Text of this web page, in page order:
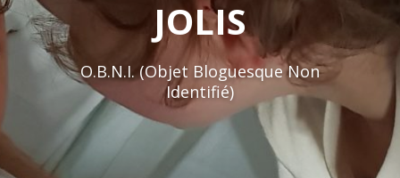
JOLIS
O.B.N.I. (Objet Bloguesque Non
Identifié)